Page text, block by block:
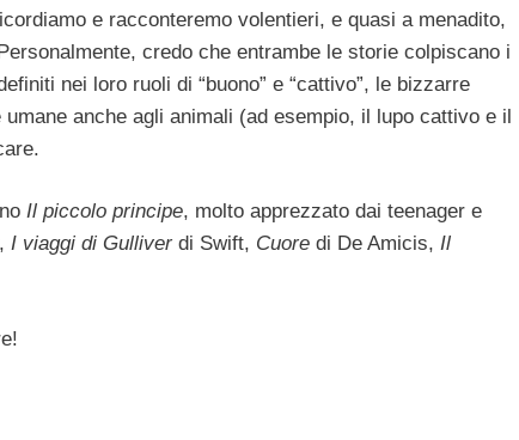
e racconteremo volentieri, e quasi a menadito,
credo che entrambe le storie colpiscano i
nei loro ruoli di “buono” e “cattivo”, le bizzarre
anche agli animali (ad esempio, il lupo cattivo e il
Il piccolo principe, molto apprezzato dai teenager e
, I viaggi di Gulliverdi Swift, Cuore di De Amicis, Il